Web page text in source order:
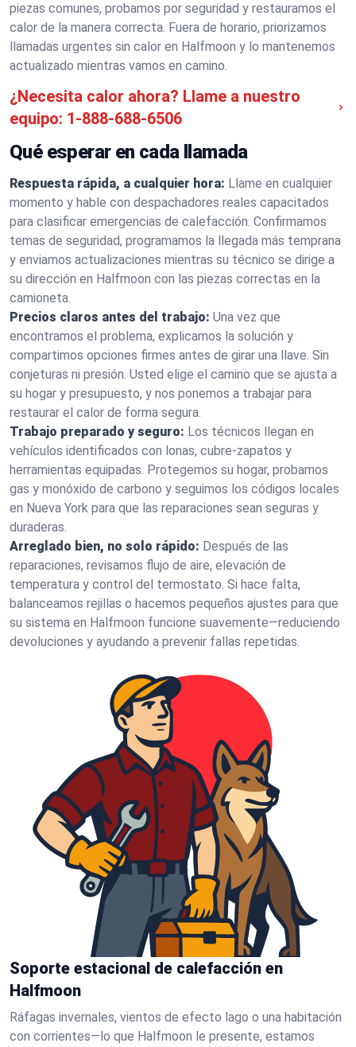
piezas comunes, probamos por seguridad y restauramos el
calor de la manera correcta. Fuera de horario, priorizamos
llamadas urgentes sin calor en Halfmoon y lo mantenemos
actualizado mientras vamos en camino.
¿Necesita calor ahora? Llame a nuestro
equipo: 1-888-688-6506
Qué esperar en cada llamada
Respuesta rápida, a cualquier hora: Llame en cualquier
momento y hable con despachadores reales capacitados
para clasificar emergencias de calefacción. Confirmamos
temas de seguridad, programamos la llegada más temprana
y enviamos actualizaciones mientras su técnico se dirige a
su dirección en Halfmoon con las piezas correctas en la
camioneta.
Precios claros antes del trabajo: Una vez que
encontramos el problema, explicamos la solución y
compartimos opciones firmes antes de girar una llave. Sin
conjeturas ni presión. Usted elige el camino que se ajusta a
su hogar y presupuesto, y nos ponemos a trabajar para
restaurar el calor de forma segura.
Trabajo preparado y seguro: Los técnicos llegan en
vehículos identificados con lonas, cubre-zapatos y
herramientas equipadas. Protegemos su hogar, probamos
gas y monóxido de carbono y seguimos los códigos locales
en Nueva York para que las reparaciones sean seguras y
duraderas.
Arreglado bien, no solo rápido: Después de las
reparaciones, revisamos flujo de aire, elevación de
temperatura y control del termostato. Si hace falta,
balanceamos rejillas o hacemos pequeños ajustes para que
su sistema en Halfmoon funcione suavemente—reduciendo
devoluciones y ayudando a prevenir fallas repetidas.
Soporte estacional de calefacción en
Halfmoon
Ráfagas invernales, vientos de efecto lago o una habitación
con corrientes—lo que Halfmoon le presente, estamos